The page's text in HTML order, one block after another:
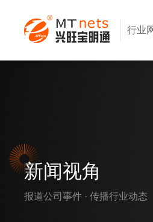
行业
新闻视角
报道公司事件 · 传播行业动态